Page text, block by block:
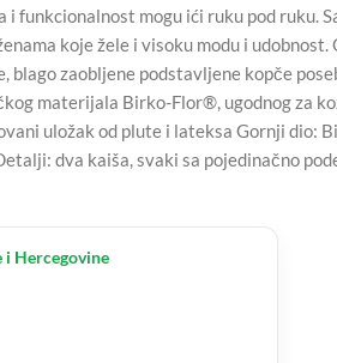
i funkcionalnost mogu ići ruku pod ruku.
koje žele i visoku modu i udobnost.
blago zaobljene podstavljene kopče
materijala Birko-Flor®, ugodnog za
uložak od plute i lateksa Gornji dio:
dva kaiša, svaki sa pojedinačno
i Hercegovine